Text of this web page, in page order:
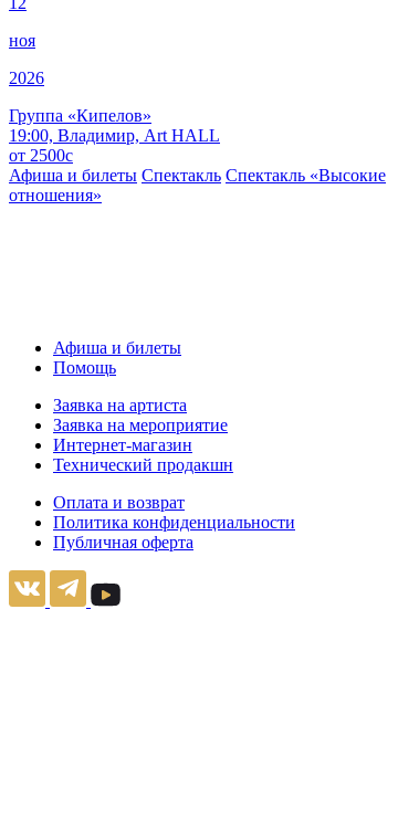
ноя
2026
Группа «Кипелов»
19:00, Владимир, Art HALL
от 2500c
Афиша и билеты Спектакль Спектакль «Высокие
отношения»
Афиша и билеты
Помощь
Заявка на артиста
Заявка на мероприятие
Интернет-магазин
Технический продакшн
Оплата и возврат
Политика конфиденциальности
Публичная оферта